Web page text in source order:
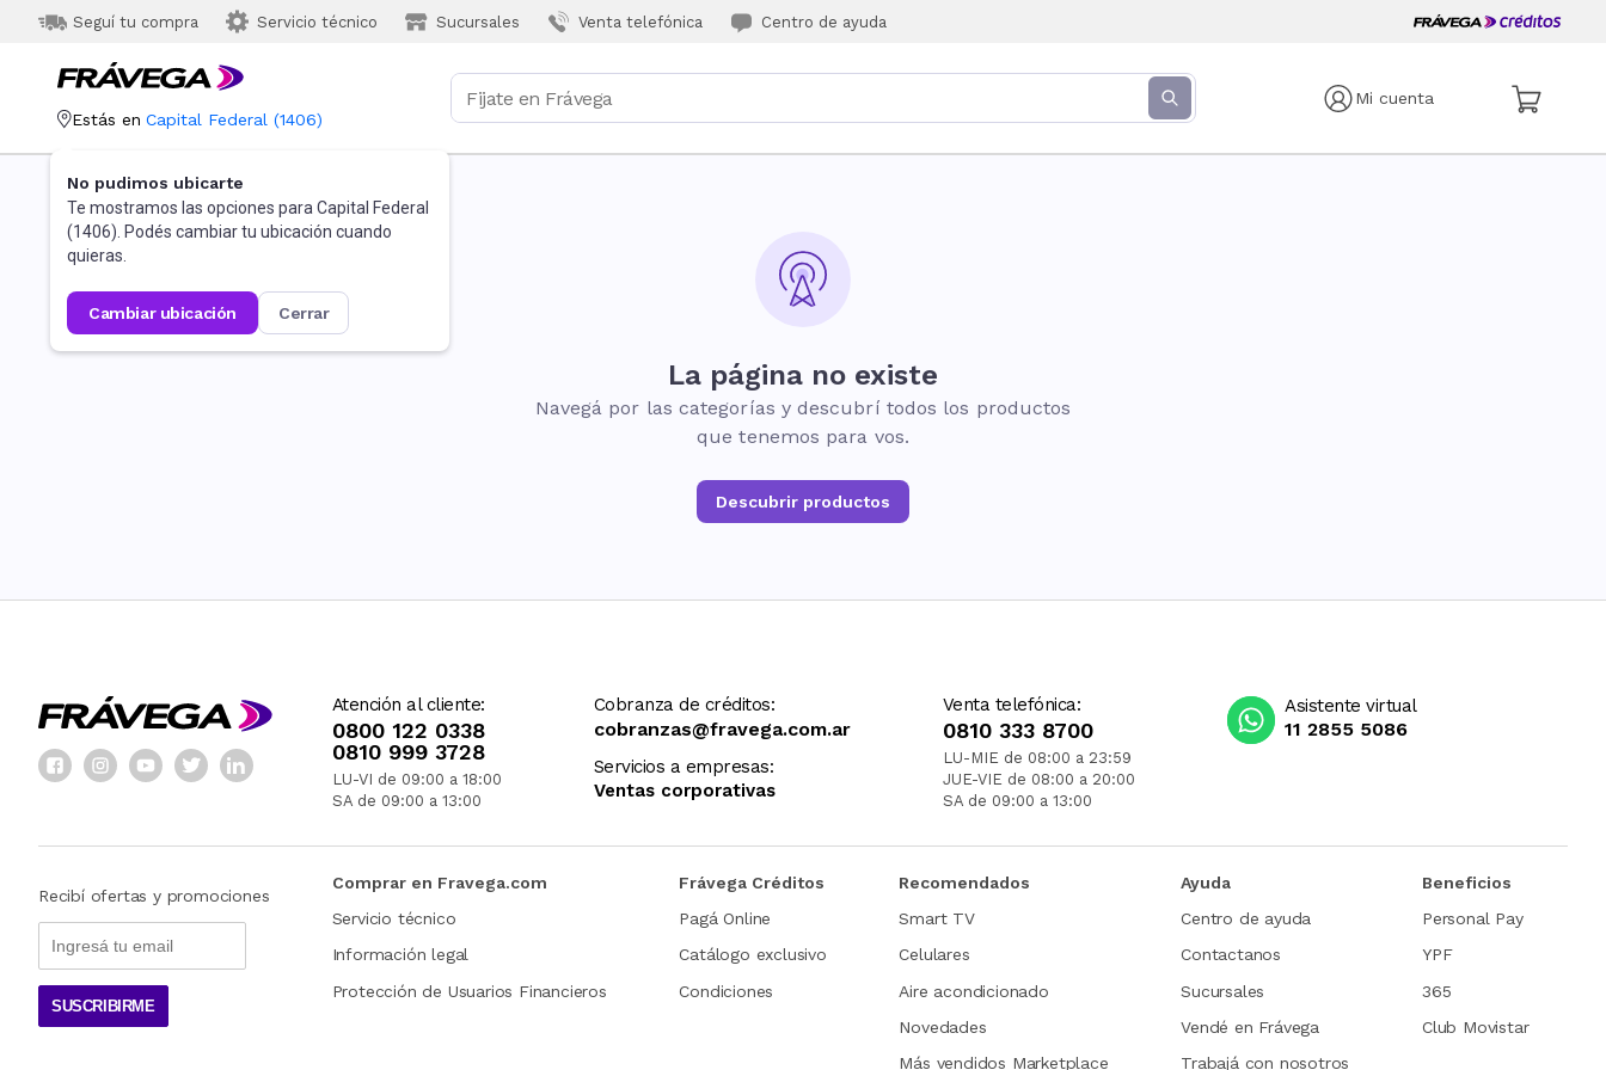
Seguí tu compra Servicio técnico Sucursales Venta telefónica Centro de ayuda
Mi cuenta
Estás en Capital Federal (1406)
No pudimos ubicarte
Te mostramos las opciones para Capital Federal
(1406). Podés cambiar tu ubicación cuando
quieras.
cambiar ubicación cerrar
La página no existe
Navegá por las categorías y descubrí todos los productos
que tenemos para vos.
Descubrir productos
Atención al cliente:
0800 122 0338
0810 999 3728
LU-VI de 09:00 a 18:00
SA de 09:00 a 13:00
Cobranza de créditos:
cobranzas@fravega.com.ar
Servicios a empresas:
Ventas corporativas
Venta telefónica:
0810 333 8700
LU-MIE de 08:00 a 23:59
JUE-VIE de 08:00 a 20:00
SA de 09:00 a 13:00
Asistente virtual
11 2855 5086
Recibí ofertas y promociones
SUSCRIBIRME
Comprar en Fravega.com
Servicio técnico
Información legal
Protección de Usuarios Financieros
Frávega Créditos
Pagá Online
Catálogo exclusivo
Condiciones
Recomendados
Smart TV
Celulares
Aire acondicionado
Novedades
Más vendidos Marketplace
Ayuda
Centro de ayuda
Contactanos
Sucursales
Vendé en Frávega
Trabajá con nosotros
Beneficios
Personal Pay
YPF
365
Club Movistar